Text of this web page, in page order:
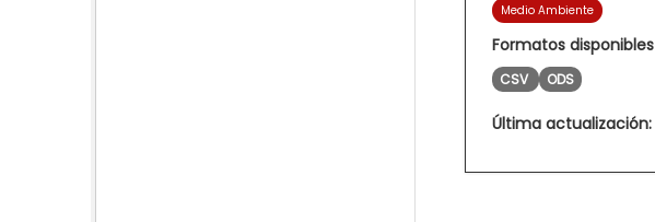
Medio Ambiente
Formatos disponibles
CSV ODS
Última actualización: